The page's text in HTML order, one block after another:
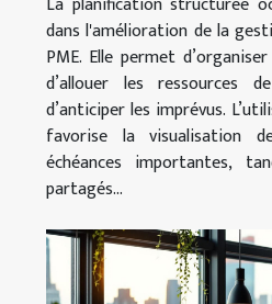
dans l'amélioration de la
PME. Elle permet
d’allouer les ressources
d’anticiper les imprévus.
favorise la visualisation
échéances importantes,
partagés...